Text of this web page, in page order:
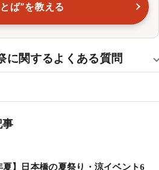
ば”を教える
に関するよくある質問
事
夏】日本橋の夏祭り・涼イベント6